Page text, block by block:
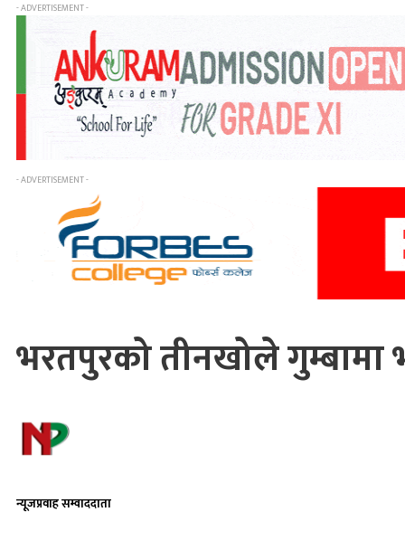
- ADVERTISEMENT -
- ADVERTISEMENT -
भरतपुरको तीनखोले गुम्बामा
न्यूजप्रवाह सम्वाददाता